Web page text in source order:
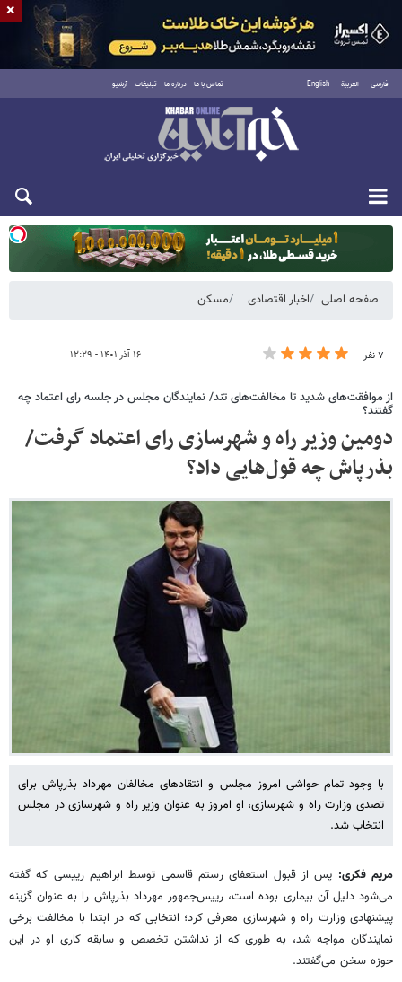
فارسی العربية English تماس با ما درباره ما تبلیغات آرشیو
یکشنبه ۱۸ مرداد ۱۴۰۵
صفحه اصلی اخبار اقتصادی مسکن
۷ نفر ۱۶ آذر ۱۴۰۱ - ۱۲:۲۹
از موافقت‌های شدید تا مخالفت‌های تند/ نمایندگان مجلس در جلسه رای اعتماد چه
گفتند؟
دومین وزیر راه و شهرسازی رای اعتماد گرفت/
بذرپاش چه قول‌هایی داد؟
با وجود تمام حواشی امروز مجلس و انتقادهای مخالفان مهرداد بذرپاش برای
تصدی وزارت راه و شهرسازی، او امروز به‌ عنوان وزیر راه و شهرسازی در مجلس
انتخاب شد.
مریم فکری: پس از قبول استعفای رستم قاسمی توسط ابراهیم رییسی که گفته
می‌شود دلیل آن بیماری بوده است، رییس‌جمهور مهرداد بذرپاش را به عنوان‌ گزینه
پیشنهادی وزارت راه و شهرسازی معرفی کرد؛ انتخابی که در ابتدا با مخالفت برخی
نمایندگان مواجه شد، به طوری که از نداشتن تخصص و سابقه کاری او در این
حوزه سخن می‌گفتند.
×